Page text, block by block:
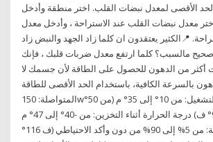
الأقصى لمعدل نبضات القلب. اختر منطقة وأدخل
معدل نبضات القلب عند الاستراحة ، وأدخل معدل
📍الكثير يعتقدون ان كلما زاد الجهد والنبض زاد
مالسبب؟ كلما ارتفع معدل ضربات قلبك ، فإنك
أكثر من الدهون للحصول على الطاقة لأن جسمك لا
بالسرعة الكافية، باستخدام الحد الأقصى للطاقة
المتواصلة: 150w‏ درجة الحرارة أثناء التشغيل: من 10° إلى 35° م (من 50°
إلى 95° ف) درجة الحرارة أثناء التخزين: من -40° إلى 47° م (-40° إلى